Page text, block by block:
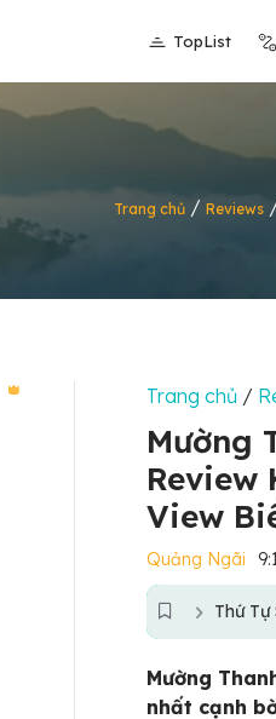
TopList
Trang chủ / Reviews
Trang chủ /
Mường
Review
View
Quảng Ngãi
Thứ Tự
Mường
nhất cạnh